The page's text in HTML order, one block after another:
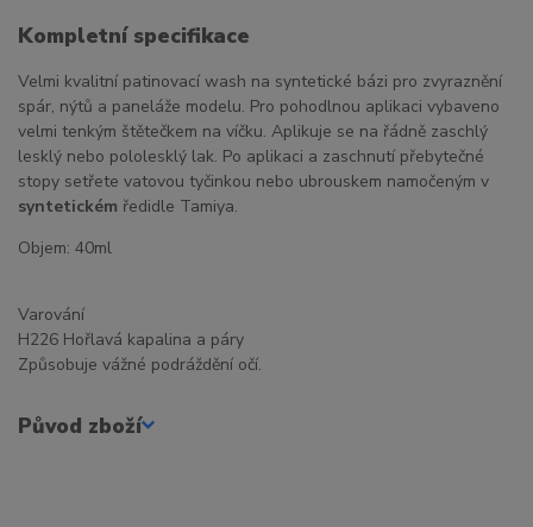
Kompletní specifikace
Velmi kvalitní patinovací wash na syntetické bázi pro zvyraznění
spár, nýtů a paneláže modelu. Pro pohodlnou aplikaci vybaveno
velmi tenkým štětečkem na víčku. Aplikuje se na řádně zaschlý
lesklý nebo pololesklý lak. Po aplikaci a zaschnutí přebytečné
stopy setřete vatovou tyčinkou nebo ubrouskem namočeným v
syntetickém ředidle Tamiya.
Objem: 40ml
Varování
H226 Hořlavá kapalina a páry
Způsobuje vážné podráždění očí.
Původ zboží